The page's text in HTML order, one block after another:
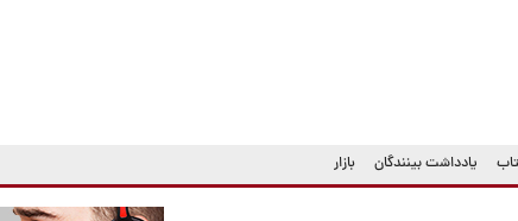
یادداشت بینندگان بازار